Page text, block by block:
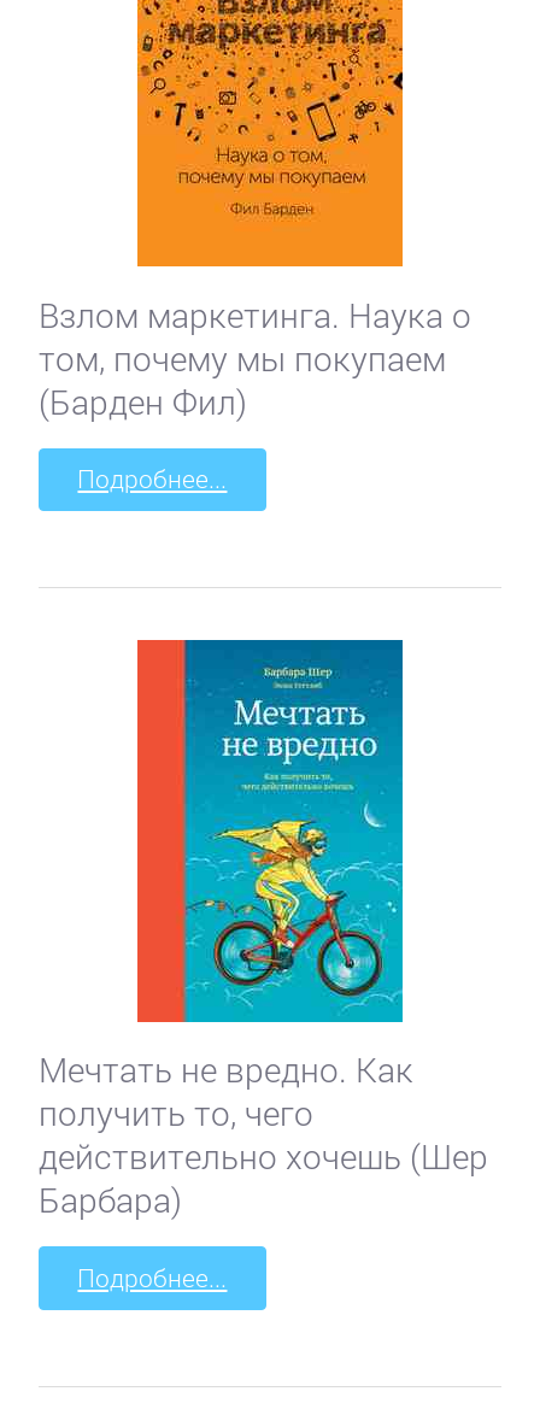
Взлом маркетинга. Наука о
том, почему мы покупаем
(Барден Фил)
Подробнее...
Мечтать не вредно. Как
получить то, чего
действительно хочешь (Шер
Барбара)
Подробнее...